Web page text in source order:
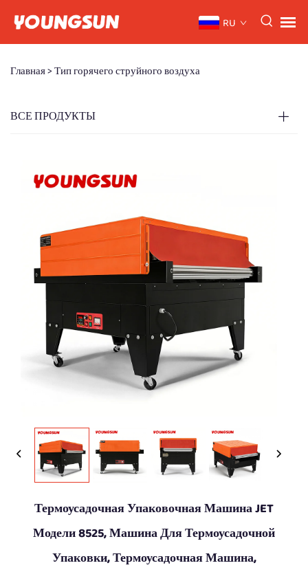
RU
Главная >Тип горячего струйного воздуха
ВСЕ ПРОДУКТЫ
Термоусадочная Упаковочная Машина JET
Модели 8525, Машина Для Термоусадочной
Упаковки, Термоусадочная Машина,